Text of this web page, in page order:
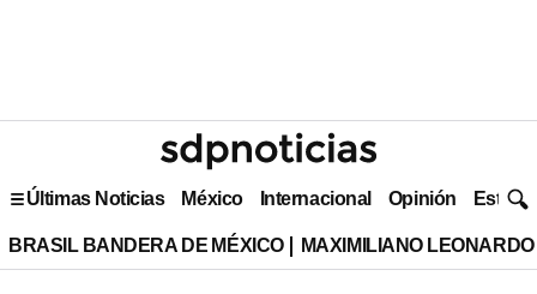
Últimas Noticias México Internacional Opinión Estilo
BRASIL BANDERA DE MÉXICO MAXIMILIANO